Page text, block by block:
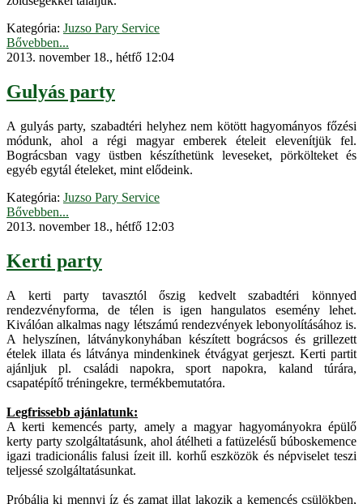
Kategória: Juzso Pary Service
Bővebben...
2013. november 18., hétfő 12:04
Gulyás party
A gulyás party, szabadtéri helyhez nem kötött hagyományos főzési
módunk, ahol a régi magyar emberek ételeit elevenítjük fel.
Bográcsban vagy üstben készíthetünk leveseket, pörkölteket és
egyéb egytál ételeket, mint elődeink.
Kategória: Juzso Pary Service
Bővebben...
2013. november 18., hétfő 12:03
Kerti party
A kerti party tavasztól őszig kedvelt szabadtéri könnyed
rendezvényforma, de télen is igen hangulatos esemény lehet.
Kiválóan alkalmas nagy létszámú rendezvények lebonyolításához is.
A helyszínen, látványkonyhában készített bográcsos és grillezett
ételek illata és látványa mindenkinek étvágyat gerjeszt. Kerti partit
ajánljuk pl. családi napokra, sport napokra, kaland túrára,
csapatépítő tréningekre, termékbemutatóra.
Legfrissebb ajánlatunk:
A kerti kemencés party, amely a magyar hagyományokra épülő
kerty party szolgáltatásunk, ahol átélheti a fatüzelésű búboskemence
igazi tradicionális falusi ízeit ill. korhű eszközök és népviselet teszi
teljessé szolgáltatásunkat.
Próbálja ki mennyi íz és zamat illat lakozik a kemencés csülökben,